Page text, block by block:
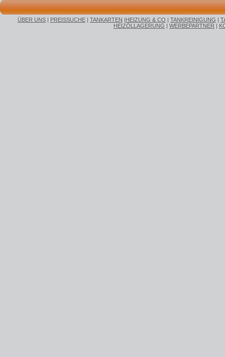
ÜBER UNS | PREISSUCHE | TANKARTEN |HEIZUNG & CO | TANKREINIGUNG |
HEIZÖLLAGERUNG | WERBEPARTNER |